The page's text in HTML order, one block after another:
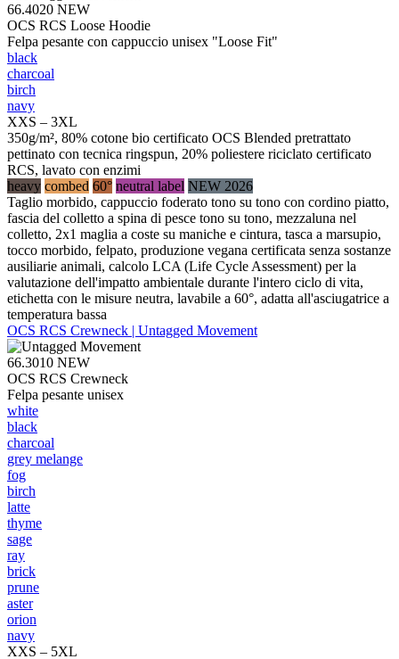
66.4020 NEW
OCS RCS Loose Hoodie
Felpa pesante con cappuccio unisex "Loose Fit"
black
charcoal
birch
navy
XXS – 3XL
350g/m², 80% cotone bio certificato OCS Blended pretrattato
pettinato con tecnica ringspun, 20% poliestere riciclato certificato
RCS, lavato con enzimi
heavy combed 60° neutral label NEW 2026
Taglio morbido, cappuccio foderato tono su tono con cordino piatto,
fascia del colletto a spina di pesce tono su tono, mezzaluna nel
colletto, 2x1 maglia a coste su maniche e cintura, tasca a marsupio,
tocco morbido, felpato, produzione vegana certificata senza sostanze
ausiliarie animali, calcolo LCA (Life Cycle Assessment) per la
valutazione dell'impatto ambientale durante l'intero ciclo di vita,
etichetta con le misure neutra, lavabile a 60°, adatta all'asciugatrice a
temperatura bassa
OCS RCS Crewneck | Untagged Movement
66.3010 NEW
OCS RCS Crewneck
Felpa pesante unisex
white
black
charcoal
grey melange
fog
birch
latte
thyme
sage
ray
brick
prune
aster
orion
navy
XXS – 5XL